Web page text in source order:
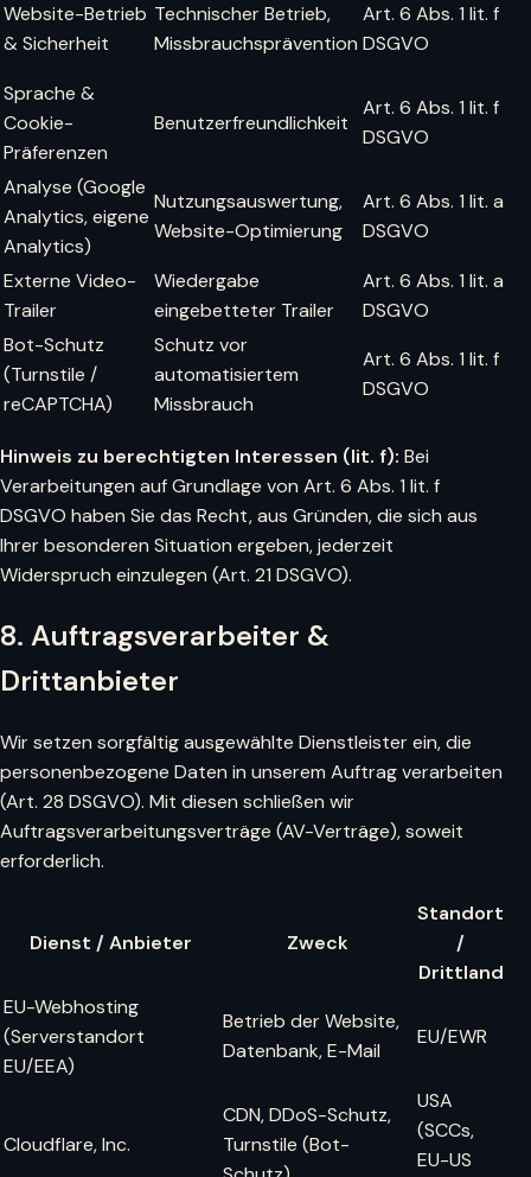
Website-Betrieb
& Sicherheit
Technischer Betrieb,
Missbrauchsprävention
Art. 6 Abs. 1 lit. f
DSGVO
Sprache &
Cookie-
Präferenzen
Benutzerfreundlichkeit
Art. 6 Abs. 1 lit. f
DSGVO
Analyse (Google
Analytics, eigene
Analytics)
Nutzungsauswertung,
Website-Optimierung
Art. 6 Abs. 1 lit. a
DSGVO
Externe Video-
Trailer
Wiedergabe
eingebetteter Trailer
Art. 6 Abs. 1 lit. a
DSGVO
Bot-Schutz
(Turnstile /
reCAPTCHA)
Schutz vor
automatisiertem
Missbrauch
Art. 6 Abs. 1 lit. f
DSGVO
Hinweis zu berechtigten Interessen (lit. f): Bei
Verarbeitungen auf Grundlage von Art. 6 Abs. 1 lit. f
DSGVO haben Sie das Recht, aus Gründen, die sich aus
Ihrer besonderen Situation ergeben, jederzeit
Widerspruch einzulegen (Art. 21 DSGVO).
8. Auftragsverarbeiter &
Drittanbieter
Wir setzen sorgfältig ausgewählte Dienstleister ein, die
personenbezogene Daten in unserem Auftrag verarbeiten
(Art. 28 DSGVO). Mit diesen schließen wir
Auftragsverarbeitungsverträge (AV-Verträge), soweit
erforderlich.
Dienst / Anbieter Zweck
Standort
/
Drittland
EU-Webhosting
(Serverstandort
EU/EEA)
Betrieb der Website,
Datenbank, E-Mail
EU/EWR
Cloudflare, Inc.
CDN, DDoS-Schutz,
Turnstile (Bot-
USA
(SCCs,
EU-US